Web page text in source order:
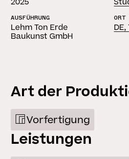
AUSFÜHRUNG
Lehm Ton Erde
Baukunst GmbH
ORT
Art der
Vorfertigung
Leistungen